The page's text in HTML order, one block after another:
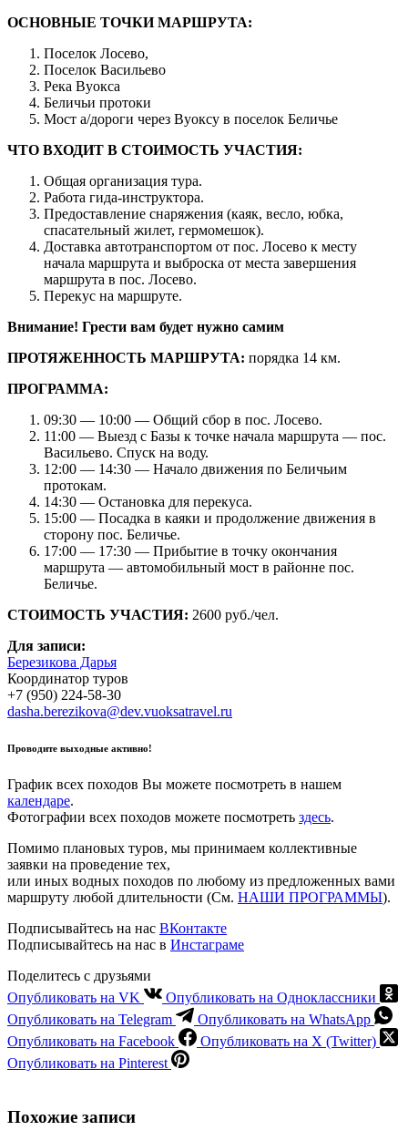
ОСНОВНЫЕ ТОЧКИ МАРШРУТА:
Поселок Лосево,
Поселок Васильево
Река Вуокса
Беличьи протоки
Мост а/дороги через Вуоксу в поселок Беличье
ЧТО ВХОДИТ В СТОИМОСТЬ УЧАСТИЯ:
Общая организация тура.
Работа гида-инструктора.
Предоставление снаряжения (каяк, весло, юбка,
спасательный жилет, гермомешок).
Доставка автотранспортом от пос. Лосево к месту
начала маршрута и выброска от места завершения
маршрута в пос. Лосево.
Перекус на маршруте.
Внимание! Грести вам будет нужно самим
ПРОТЯЖЕННОСТЬ МАРШРУТА: порядка 14 км.
ПРОГРАММА:
09:30 — 10:00 — Общий сбор в пос. Лосево.
11:00 — Выезд с Базы к точке начала маршрута — пос.
Васильево. Спуск на воду.
12:00 — 14:30 — Начало движения по Беличьим
протокам.
14:30 — Остановка для перекуса.
15:00 — Посадка в каяки и продолжение движения в
сторону пос. Беличье.
17:00 — 17:30 — Прибытие в точку окончания
маршрута — автомобильный мост в районне пос.
Беличье.
СТОИМОСТЬ УЧАСТИЯ: 2600 руб./чел.
Для записи:
Березикова Дарья
Координатор туров
+7 (950) 224-58-30
dasha.berezikova@dev.vuoksatravel.ru
Проводите выходные активно!
График всех походов Вы можете посмотреть в нашем
календаре.
Фотографии всех походов можете посмотреть здесь.
Помимо плановых туров, мы принимаем коллективные
заявки на проведение тех,
или иных водных походов по любому из предложенных вами
маршруту любой длительности (См. НАШИ ПРОГРАММЫ).
Подписывайтесь на нас ВКонтакте
Подписывайтесь на нас в Инстаграме
Поделитесь с друзьями
Опубликовать на VK
Опубликовать на Одноклассники
Опубликовать на Telegram
Опубликовать на WhatsApp
Опубликовать на Facebook
Опубликовать на X (Twitter)
Опубликовать на Pinterest
Похожие записи